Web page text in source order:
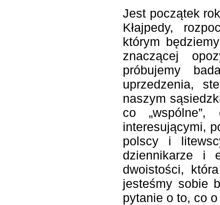
Jest początek
Kłajpedy,
którym
znaczącej
próbujemy
uprzedzenia,
naszym
co
interesującymi,
polscy i
dziennikarze i
dwoistości,
jesteśmy sobie
pytanie o to, co